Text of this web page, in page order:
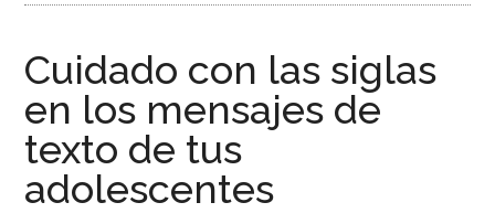
Cuidado con las siglas
en los mensajes de
texto de tus
adolescentes